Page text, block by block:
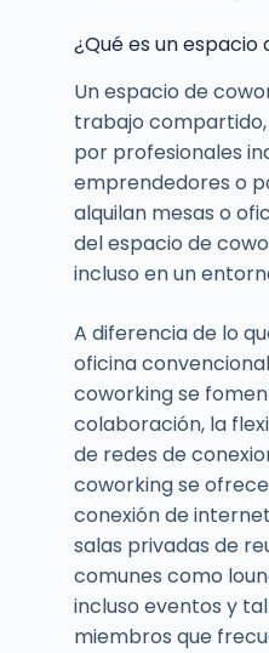
¿Qué es un espacio
Un espacio de
trabajo
por profesionales
emprendedores o
alquilan mesas o
del espacio de
incluso en un
A diferencia de lo
oficina
coworking se
colaboración, la
de redes de
coworking se
conexión de
salas privadas de
comunes como
incluso eventos y
miembros que